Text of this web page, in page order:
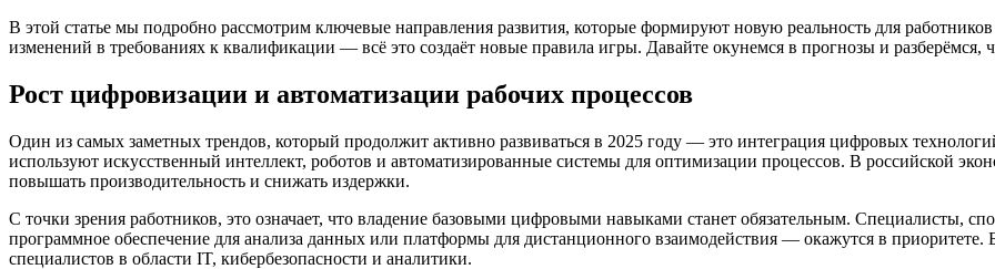
В этой статье мы подробно рассмотрим ключевые направления развития, которые формируют новую реальность для
изменений в требованиях к квалификации — всё это создаёт новые правила игры. Давайте окунемся в прогнозы и
Рост цифровизации и автоматизации рабочих процессов
Один из самых заметных трендов, который продолжит активно развиваться в 2025 году — это интеграция цифровых
используют искусственный интеллект, роботов и автоматизированные системы для оптимизации процессов. В российской
повышать производительность и снижать издержки.
С точки зрения работников, это означает, что владение базовыми цифровыми навыками станет обязательным. Специалисты,
программное обеспечение для анализа данных или платформы для дистанционного взаимодействия — окажутся в приоритете.
специалистов в области IT, кибербезопасности и аналитики.